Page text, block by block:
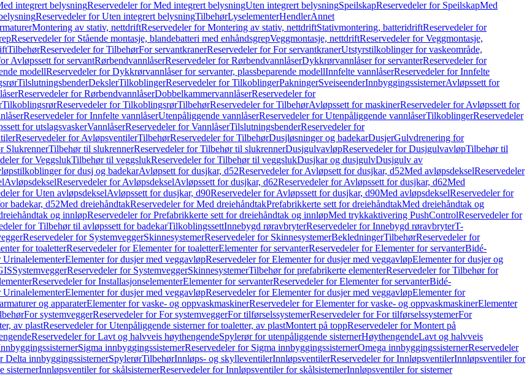
integrert belysningReservedeler for Med integrert belysningUten integrert belysningSpeilskapReservedeler for SpeilskapMed
Reservedeler for Uten integrert belysningTilbehørLyselementerHendlerAnnet
Montering av stativ, nettdriftReservedeler for Montering av stativ, nettdriftStativmontering, batteridriftReservedeler for
Reservedeler for Stående montasje, blandebatteri med enhåndsgrepVeggmontasje, nettdriftReservedeler for Veggmontasje,
TilbehørReservedeler for TilbehørFor servantkranerReservedeler for For servantkranerUtstyrstilkoblinger for vaskeområde,
Avløpssett for servantRørbendvannlåserReservedeler for RørbendvannlåserDykkrørvannlåser for servanterReservedeler for
modellReservedeler for Dykkrørvannlåser for servanter, plassbeparende modellInnfelte vannlåserReservedeler for Innfelte
TilslutningsbenderDekslerTilkoblingerReservedeler for TilkoblingerPakningerSveiseenderInnbyggingssisternerAvløpssett for
Reservedeler for RørbendvannlåserDobbelkammervannlåserReservedeler for
TilkoblingsrørReservedeler for TilkoblingsrørTilbehørReservedeler for TilbehørAvløpssett for maskinerReservedeler for Avløpssett for
Reservedeler for Innfelte vannlåserUtenpåliggende vannlåserReservedeler for Utenpåliggende vannlåserTilkoblingerReservedeler
for utslagsvaskerVannlåserReservedeler for VannlåserTilslutningsbenderReservedeler for
Reservedeler for AvløpsventilerTilbehørReservedeler for TilbehørDusjløsninger og badekarDusjerGulvdrenering for
SlukrennerTilbehør til slukrennerReservedeler for Tilbehør til slukrennerDusjgulvavløpReservedeler for DusjgulvavløpTilbehør til
for VeggslukTilbehør til veggslukReservedeler for Tilbehør til veggslukDusjkar og dusjgulvDusjgulv av
for dusj og badekarAvløpsett for dusjkar, d52Reservedeler for Avløpsett for dusjkar, d52Med avløpsdekselReservedeler
AvløpsdekselReservedeler for AvløpsdekselAvløpssett for dusjkar, d62Reservedeler for Avløpssett for dusjkar, d62Med
for Uten avløpsdekselAvløpssett for dusjkar, d90Reservedeler for Avløpssett for dusjkar, d90Med avløpsdekselReservedeler for
badekar, d52Med dreiehåndtakReservedeler for Med dreiehåndtakPrefabrikkerte sett for dreiehåndtakMed dreiehåndtak og
og innløpReservedeler for Prefabrikkerte sett for dreiehåndtak og innløpMed trykkaktivering PushControlReservedeler for
for Tilbehør til avløpssett for badekarTilkoblingssettInnebygd røravbryterReservedeler for Innebygd røravbryterT-
Reservedeler for SystemveggerSkinnesystemerReservedeler for SkinnesystemerBekledningerTilbehørReservedeler for
for toaletterReservedeler for Elementer for toaletterElementer for servanterReservedeler for Elementer for servanterBidé-
UrinalelementerElementer for dusjer med veggavløpReservedeler for Elementer for dusjer med veggavløpElementer for dusjer og
SystemveggerReservedeler for SystemveggerSkinnesystemerTilbehør for prefabrikerte elementerReservedeler for Tilbehør for
Reservedeler for InstallasjonselementerElementer for servanterReservedeler for Elementer for servanterBidé-
UrinalelementerElementer for dusjer med veggavløpReservedeler for Elementer for dusjer med veggavløpElementer for
og apparaterElementer for vaske- og oppvaskmaskinerReservedeler for Elementer for vaske- og oppvaskmaskinerElementer
For systemveggerReservedeler for For systemveggerFor tilførselssystemerReservedeler for For tilførselssystemerFor
av plastReservedeler for Utenpåliggende sisterner for toaletter, av plastMontert på toppReservedeler for Montert på
Reservedeler for Lavt og halvveis høythengendeSpylerør for utenpåliggende sisternerHøythengendeLavt og halvveis
Sigma innbyggingssisternerReservedeler for Sigma innbyggingssisternerOmega innbyggingssisternerReservedeler
Delta innbyggingssisternerSpylerørTilbehørInnløps- og skylleventilerInnløpsventilerReservedeler for InnløpsventilerInnløpsventiler for
sisternerInnløpsventiler for skålsisternerReservedeler for Innløpsventiler for skålsisternerInnløpsventiler for sisterner